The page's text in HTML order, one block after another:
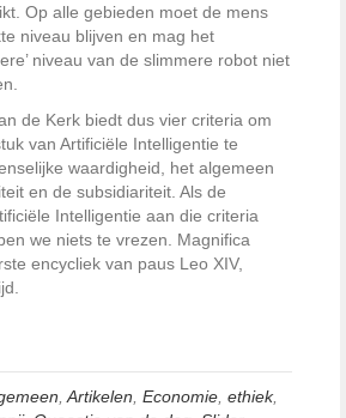
Op alle gebieden moet de mens
niveau blijven en mag het
niveau van de slimmere robot niet
de Kerk biedt dus vier criteria om
van Artificiële Intelligentie te
waardigheid, het algemeen
en de subsidiariteit. Als de
Intelligentie aan die criteria
we niets te vrezen. Magnifica
encycliek van paus Leo XIV,
Artikelen Economie ethiek,